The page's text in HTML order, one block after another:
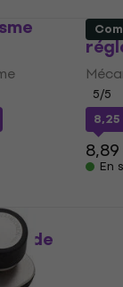
5/5
8,25
En
de